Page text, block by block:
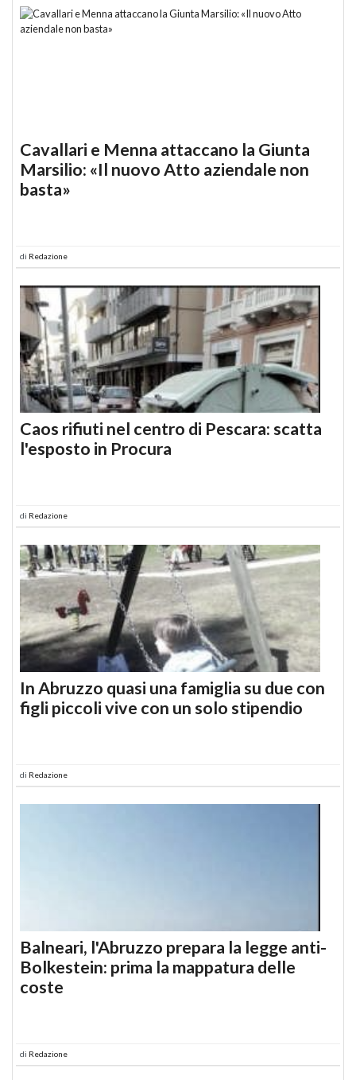
Cavallari e Menna attaccano la Giunta
Marsilio: «Il nuovo Atto aziendale non
basta»
di Redazione
Caos rifiuti nel centro di Pescara: scatta
l'esposto in Procura
di Redazione
In Abruzzo quasi una famiglia su due con
figli piccoli vive con un solo stipendio
di Redazione
Balneari, l'Abruzzo prepara la legge anti-
Bolkestein: prima la mappatura delle
coste
di Redazione